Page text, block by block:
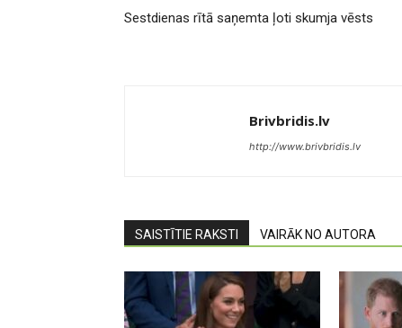
Sestdienas rītā saņemta ļoti skumja vēsts
Brivbridis.lv
http://www.brivbridis.lv
SAISTĪTIE RAKSTI VAIRĀK NO AUTORA